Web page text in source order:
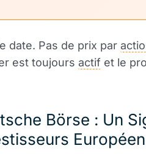
date. Pas de prix par
est toujours actif et le
Börse : Un